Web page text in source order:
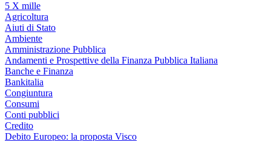
5 X mille
Agricoltura
Aiuti di Stato
Ambiente
Amministrazione Pubblica
Andamenti e Prospettive della Finanza Pubblica Italiana
Banche e Finanza
Bankitalia
Congiuntura
Consumi
Conti pubblici
Credito
Debito Europeo: la proposta Visco